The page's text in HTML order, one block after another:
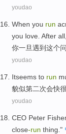
youdao
When you run
you love After all
你一旦遇到这个
youdao
Itseems to run
貌似第二次会快
youdao
CEO Peter
close-run thing ."